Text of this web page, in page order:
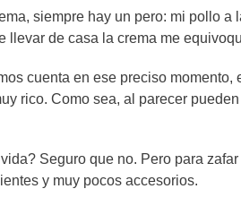
siempre hay un pero: mi pollo
llevar de casa la crema me
cuenta en ese preciso
rico. Como sea, al parecer
Seguro que no. Pero para
y muy pocos accesorios.